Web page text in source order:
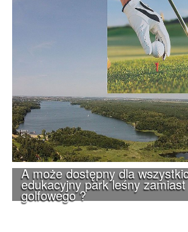
A może dostępny dla
edukacyjny park leśny
golfowego ?